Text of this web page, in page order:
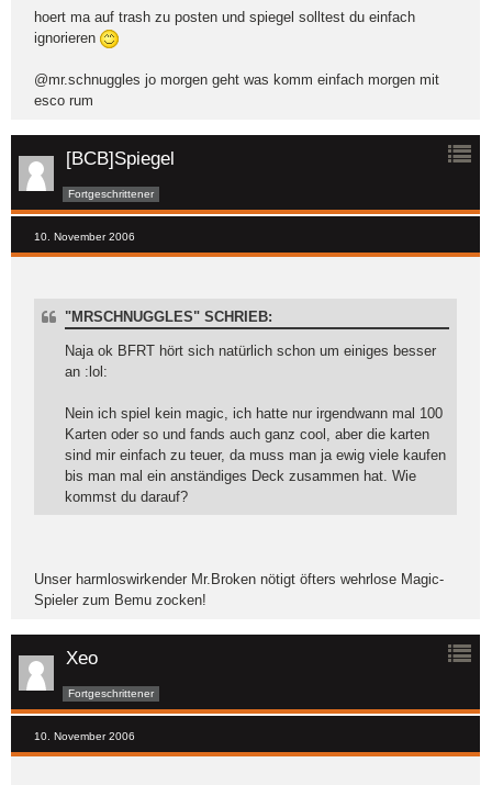
hoert ma auf trash zu posten und spiegel solltest du einfach
ignorieren
@mr.schnuggles jo morgen geht was komm einfach morgen mit
esco rum
[BCB]Spiegel
Fortgeschrittener
10. November 2006
"MRSCHNUGGLES" SCHRIEB:
Naja ok BFRT hört sich natürlich schon um einiges besser
an :lol:
Nein ich spiel kein magic, ich hatte nur irgendwann mal 100
Karten oder so und fands auch ganz cool, aber die karten
sind mir einfach zu teuer, da muss man ja ewig viele kaufen
bis man mal ein anständiges Deck zusammen hat. Wie
kommst du darauf?
Unser harmloswirkender Mr.Broken nötigt öfters wehrlose Magic-
Spieler zum Bemu zocken!
Xeo
Fortgeschrittener
10. November 2006